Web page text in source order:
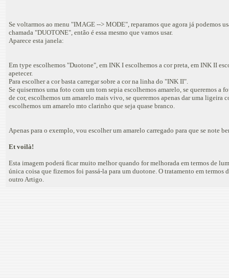
Se voltarmos ao menu "IMAGE --> MODE", reparamos que agora já podemos
chamada "DUOTONE", então é essa mesmo que vamos usar.
Aparece esta janela:
Em type escolhemos "Duotone", em INK I escolhemos a cor preta, em INK II
apetecer.
Para escolher a cor basta carregar sobre a cor na linha do "INK II".
Se quisermos uma foto com um tom sepia escolhemos amarelo, se queremos a
de cor, escolhemos um amarelo mais vivo, se queremos apenas dar uma ligeira
escolhemos um amarelo mto clarinho que seja quase branco.
Apenas para o exemplo, vou escolher um amarelo carregado para que se note
Et voilà!
Esta imagem poderá ficar muito melhor quando for melhorada em termos de
única coisa que fizemos foi passá-la para um duotone. O tratamento em termos
outro Artigo.